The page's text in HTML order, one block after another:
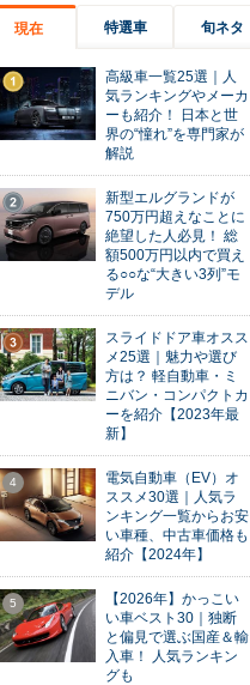
現在 特選車 旬ネタ
1
高級車一覧25選｜人
気ランキングやメーカ
ーも紹介！ 日本と世
界の“憧れ”を専門家が
解説
2
新型エルグランドが
750万円超えなことに
絶望した人必見！ 総
額500万円以内で買え
る○○な“大きい3列”モ
デル
3
スライドドア車オスス
メ25選｜魅力や選び
方は？ 軽自動車・ミ
ニバン・コンパクトカ
ーを紹介【2023年最
新】
4
電気自動車（EV）オ
ススメ30選｜人気ラ
ンキング一覧からお安
い車種、中古車価格も
紹介【2024年】
5
【2026年】かっこい
い車ベスト30｜独断
と偏見で選ぶ国産＆輸
入車！ 人気ランキン
グも